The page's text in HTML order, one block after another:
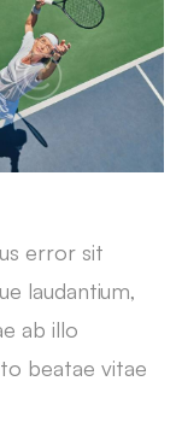
error sit
laudantium,
ab illo
beatae vitae